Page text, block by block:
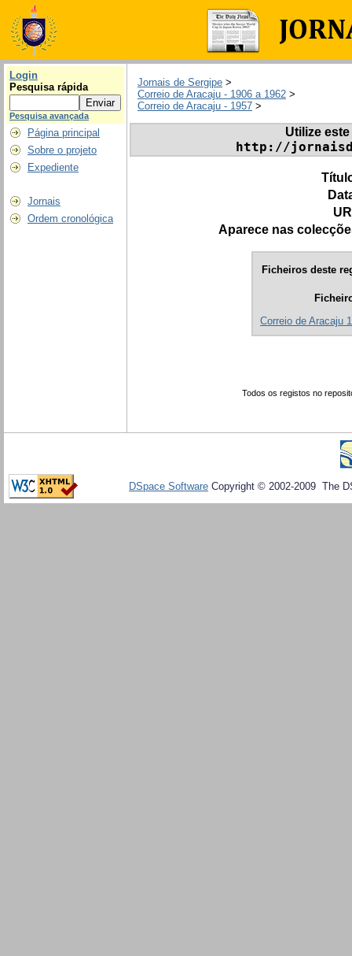
Login
Pesquisa rápida
Pesquisa avançada
Página principal
Sobre o projeto
Expediente
Jornais
Ordem cronológica
Jornais de Sergipe >
Correio de Aracaju - 1906 a 1962 >
Correio de Aracaju - 1957 >
Utilize
http://
Aparece nas
Ficheiros deste
Correio de Aracaju
Todos os registos no
DSpace Software Copyright © 2002-2009 The